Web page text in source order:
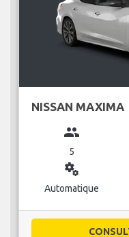
NISSAN MAXIMA
group
5
miscellaneous_services
Automatique